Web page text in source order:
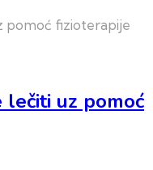
lečiti uz pomoć